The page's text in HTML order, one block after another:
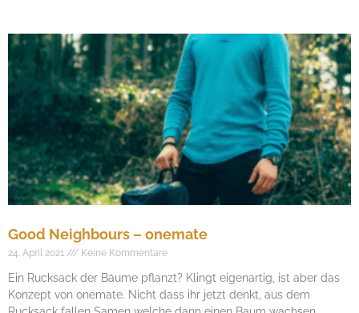
Good Neighbours – onemate
24. April 2021 Keine Kommentare
Ein Rucksack der Bäume pflanzt? Klingt eigenartig, ist aber das
Konzept von onemate. Nicht dass ihr jetzt denkt, aus dem